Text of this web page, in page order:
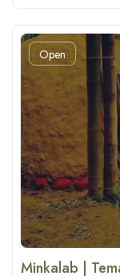
Open
Minkalab |